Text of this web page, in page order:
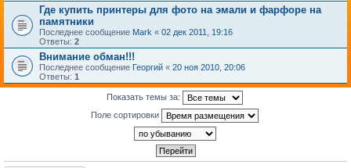
Где купить принтеры для фото на эмали и фарфоре на
памятники
Последнее сообщение Mark « 02 дек 2011, 19:16
Ответы: 2
Внимание обман!!!
Последнее сообщение Георгий « 20 ноя 2010, 20:06
Ответы: 1
Показать темы за:
Поле сортировки